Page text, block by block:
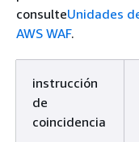
consulteUnidades
AWS WAF.
instrucción
de
coincidencia